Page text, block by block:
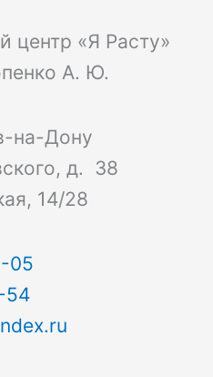
центр «Я Расту»
А. Ю.
на-Дону
д. 38
14/28
05
54